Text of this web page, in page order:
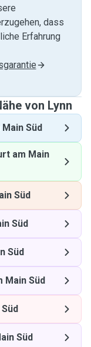
dass
Erfahrung
von Lynn
Süd
am Main
Süd
Süd
Süd
Main Süd
Süd